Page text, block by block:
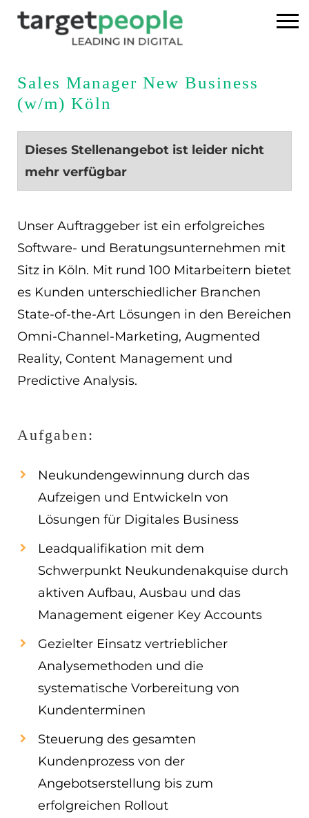
Executive Search
Referenzen
News
DE
EN
ES
Navigation schließen
Sales Manager New Business
(w/m) Köln
Dieses Stellenangebot ist leider nicht
mehr verfügbar
Unser Auftraggeber ist ein erfolgreiches
Software- und Beratungsunternehmen mit
Sitz in Köln. Mit rund 100 Mitarbeitern bietet
es Kunden unterschiedlicher Branchen
State-of-the-Art Lösungen in den Bereichen
Omni-Channel-Marketing, Augmented
Reality, Content Management und
Predictive Analysis.
Aufgaben:
Neukundengewinnung durch das
Aufzeigen und Entwickeln von
Lösungen für Digitales Business
Leadqualifikation mit dem
Schwerpunkt Neukundenakquise durch
aktiven Aufbau, Ausbau und das
Management eigener Key Accounts
Gezielter Einsatz vertrieblicher
Analysemethoden und die
systematische Vorbereitung von
Kundenterminen
Steuerung des gesamten
Kundenprozess von der
Angebotserstellung bis zum
erfolgreichen Rollout